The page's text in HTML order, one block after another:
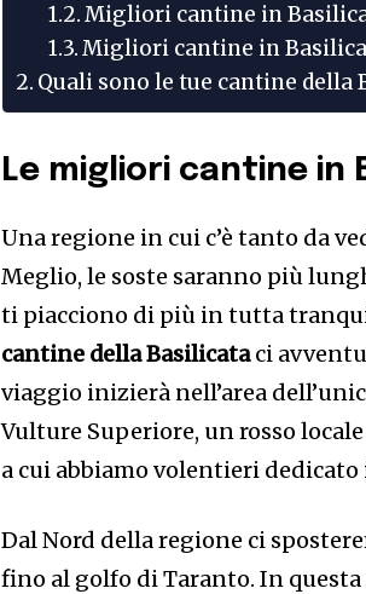
Migliori cantine in
Migliori cantine in
Quali sono le tue cantine della
Le migliori cantine
Una regione in cui c’è tanto da
Meglio, le soste saranno più
ti piacciono di più in tutta
cantine della Basilicataci
viaggio inizierà nell’area
Vulture Superiore, un rosso
a cui abbiamo volentieri dedicato
Dal Nord della regione ci
fino al golfo di Taranto. In